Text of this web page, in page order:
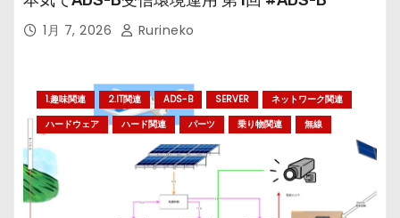
1月 7, 2026 Rurineko
1.趣味関連 2.IT関連 ADS-B SERVER
ネットワーク関連
ハードウェア
ハード関連 パーツ 乗り物関連 無線